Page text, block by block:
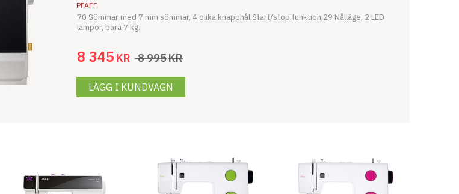
PFAFF
70 Sömmar med 7 mm sömmar, 4 olika knapphål,Start/stop funktion,29 Nålläge, 2 LED
lampor, bara 7 kg.
8 345 KR 8 995KR
LÄGG I KUNDVAGN